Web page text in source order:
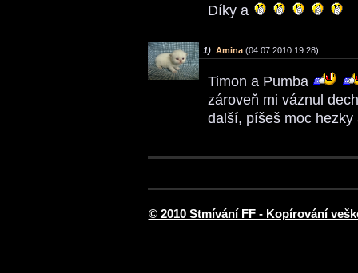
Díky a
1) Amina(04.07.2010 19:28)
Timon a Pumba
zároveň mi váznul
další, píšeš moc
© 2010 Stmívání FF - Kopírování